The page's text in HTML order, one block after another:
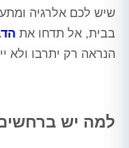
שיש לכם אלרגיה
בבית, אל תדחו את
הנראה רק יתרבו ולא
למה יש